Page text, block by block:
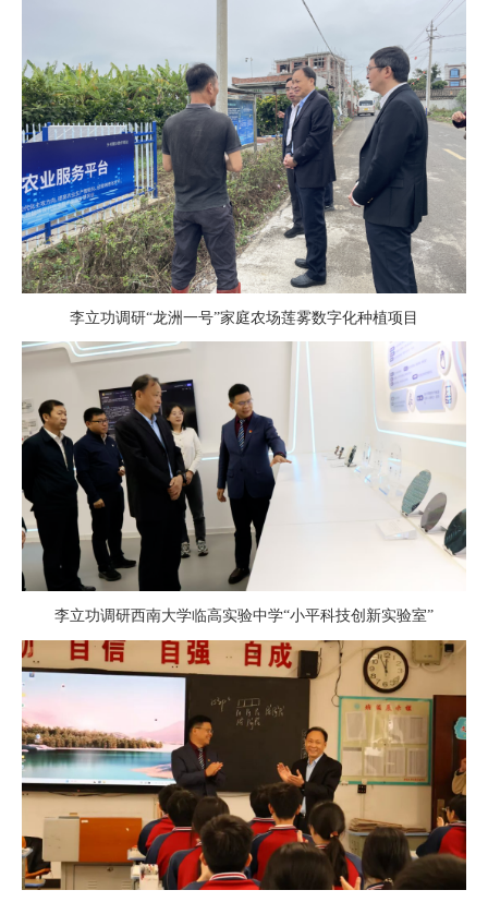
李立功调研“龙洲一号”家庭农场莲雾数字化种植项目
李立功调研西南大学临高实验中学“小平科技创新实验室”